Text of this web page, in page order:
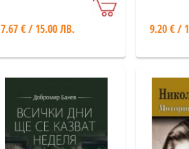
7.67 € / 15.00 ЛВ. 9.20 € /